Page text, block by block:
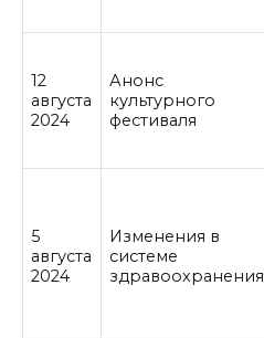
12
августа
2024
Анонс
культурного
фестиваля
5
августа
2024
Изменения в
системе
здравоохранения